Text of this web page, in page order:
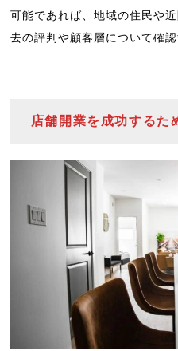
可能であれば、地域の住民や
去の評判や顧客層について確
店舗開業を成功するた